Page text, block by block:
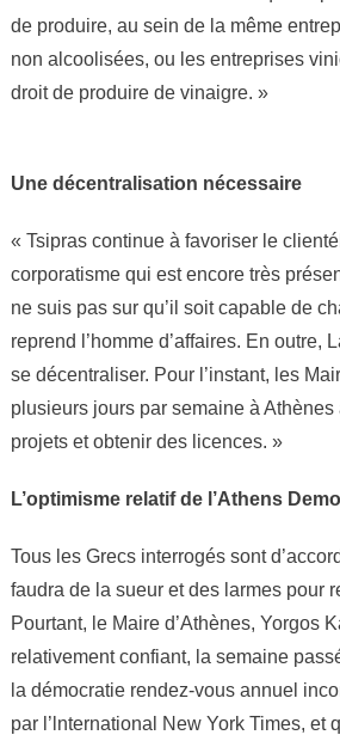
de produire, au sein de la même
non alcoolisées, ou les entreprises
droit de produire de vinaigre. »
Une décentralisation nécessaire
« Tsipras continue à favoriser le
corporatisme qui est encore très
ne suis pas sur qu’il soit capable de
reprend l’homme d’affaires. En outre,
se décentraliser. Pour l’instant, les
plusieurs jours par semaine à
projets et obtenir des licences. »
L’optimisme relatif de l’Athens
Tous les Grecs interrogés sont
faudra de la sueur et des larmes pour
Pourtant, le Maire d’Athènes, Yorgos
relativement confiant, la semaine
la démocratie rendez-vous annuel
par l’lnternational New York Times, et